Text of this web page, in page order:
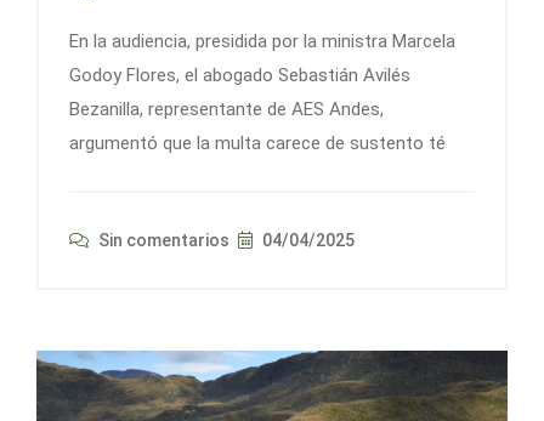
En la audiencia, presidida por la ministra Marcela
Godoy Flores, el abogado Sebastián Avilés
Bezanilla, representante de AES Andes,
argumentó que la multa carece de sustento té
Sin comentarios 04/04/2025